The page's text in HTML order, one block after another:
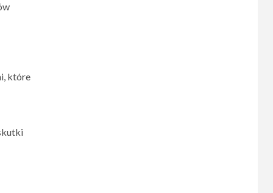
które